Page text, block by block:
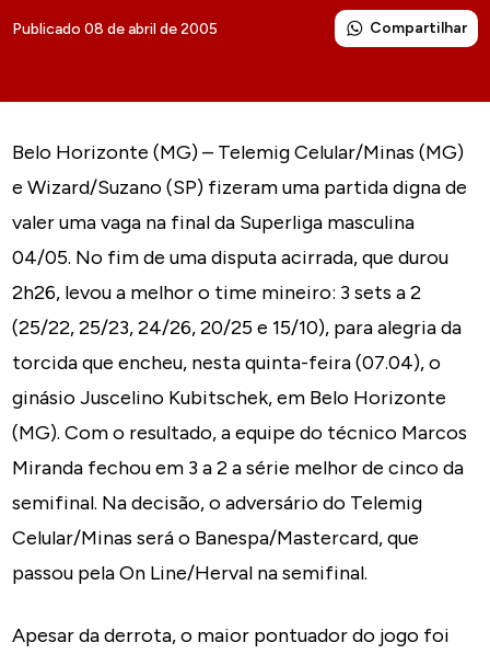
Publicado 08 de abril de 2005 Compartilhar
Belo Horizonte (MG) – Telemig Celular/Minas (MG)
e Wizard/Suzano (SP) fizeram uma partida digna de
valer uma vaga na final da Superliga masculina
04/05. No fim de uma disputa acirrada, que durou
2h26, levou a melhor o time mineiro: 3 sets a 2
(25/22, 25/23, 24/26, 20/25 e 15/10), para alegria da
torcida que encheu, nesta quinta-feira (07.04), o
ginásio Juscelino Kubitschek, em Belo Horizonte
(MG). Com o resultado, a equipe do técnico Marcos
Miranda fechou em 3 a 2 a série melhor de cinco da
semifinal. Na decisão, o adversário do Telemig
Celular/Minas será o Banespa/Mastercard, que
passou pela On Line/Herval na semifinal.
Apesar da derrota, o maior pontuador do jogo foi